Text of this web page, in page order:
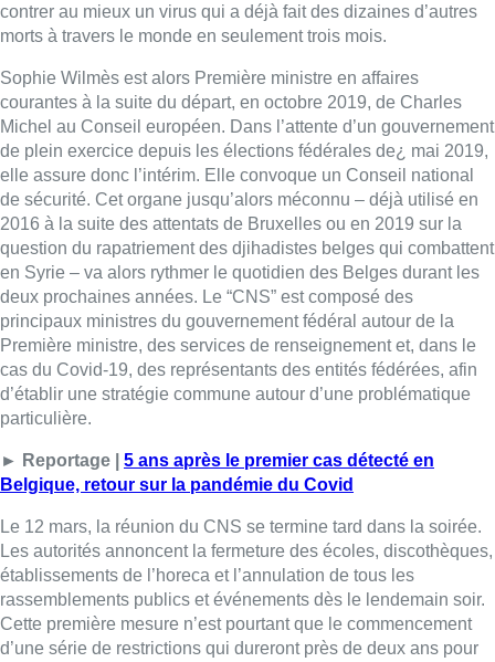
contrer au mieux un virus qui a déjà fait des dizaines d’autres
morts à travers le monde en seulement trois mois.
Sophie Wilmès est alors Première ministre en affaires
courantes à la suite du départ, en octobre 2019, de Charles
Michel au Conseil européen. Dans l’attente d’un gouvernement
de plein exercice depuis les élections fédérales de¿ mai 2019,
elle assure donc l’intérim. Elle convoque un Conseil national
de sécurité. Cet organe jusqu’alors méconnu – déjà utilisé en
2016 à la suite des attentats de Bruxelles ou en 2019 sur la
question du rapatriement des djihadistes belges qui combattent
en Syrie – va alors rythmer le quotidien des Belges durant les
deux prochaines années. Le “CNS” est composé des
principaux ministres du gouvernement fédéral autour de la
Première ministre, des services de renseignement et, dans le
cas du Covid-19, des représentants des entités fédérées, afin
d’établir une stratégie commune autour d’une problématique
particulière.
► Reportage | 5 ans après le premier cas détecté en
Belgique, retour sur la pandémie du Covid
Le 12 mars, la réunion du CNS se termine tard dans la soirée.
Les autorités annoncent la fermeture des écoles, discothèques,
établissements de l’horeca et l’annulation de tous les
rassemblements publics et événements dès le lendemain soir.
Cette première mesure n’est pourtant que le commencement
d’une série de restrictions qui dureront près de deux ans pour